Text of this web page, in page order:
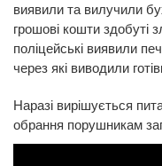
виявили та вилучили
грошові кошти здобуті
поліцейські виявили
через які виводили
Наразі вирішується
обрання порушникам